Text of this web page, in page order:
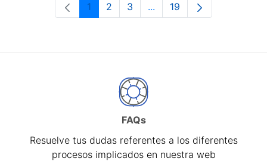
Página
1 Página
2 Página
3 ...Páginas intermedias Use
Página
19
FAQs
Resuelve tus dudas referentes a los diferentes
procesos implicados en nuestra web